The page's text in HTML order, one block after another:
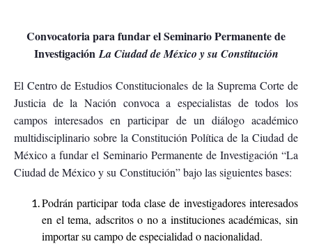
Convocatoria para fundar el Seminario Permanente de
InvestigaciónLa Ciudad de México y su Constitución
El Centro de Estudios Constitucionales de la Suprema Corte de
Justicia de la Nación convoca a especialistas de todos los
campos interesados en participar de un diálogo académico
multidisciplinario sobre la Constitución Política de la Ciudad de
México a fundar el Seminario Permanente de Investigación “La
Ciudad de México y su Constitución” bajo las siguientes bases:
Podrán participar toda clase de investigadores interesados
en el tema, adscritos o no a instituciones académicas, sin
importar su campo de especialidad o nacionalidad.